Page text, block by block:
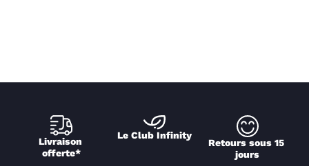
Livraison
offerte*
Le Club Infinity
Retours sous 15
jours